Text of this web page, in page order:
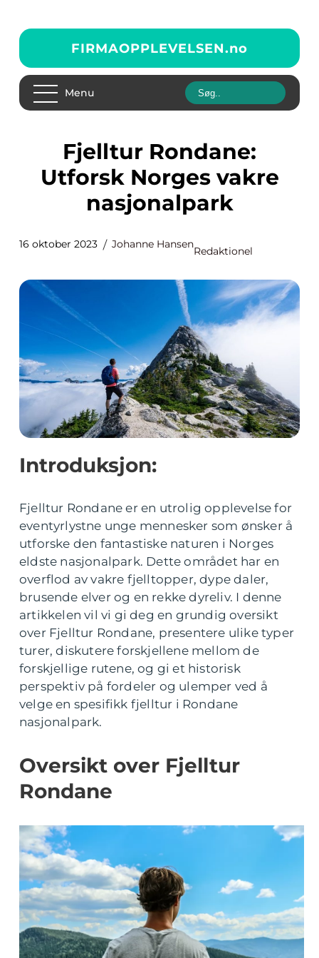
FIRMAOPPLEVELSEN.no
Menu
Fjelltur Rondane:
Utforsk Norges vakre
nasjonalpark
16 oktober 2023 Johanne Hansen
Redaktionel
Introduksjon:
Fjelltur Rondane er en utrolig opplevelse for
eventyrlystne unge mennesker som ønsker å
utforske den fantastiske naturen i Norges
eldste nasjonalpark. Dette området har en
overflod av vakre fjelltopper, dype daler,
brusende elver og en rekke dyreliv. I denne
artikkelen vil vi gi deg en grundig oversikt
over Fjelltur Rondane, presentere ulike typer
turer, diskutere forskjellene mellom de
forskjellige rutene, og gi et historisk
perspektiv på fordeler og ulemper ved å
velge en spesifikk fjelltur i Rondane
nasjonalpark.
Oversikt over Fjelltur
Rondane